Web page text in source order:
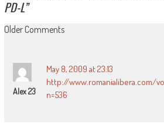
PD-L”
COMMENT
Older Comments
Alex 23
May 8, 2009 at 23:13
http://www.romanialibera.com/
n=536